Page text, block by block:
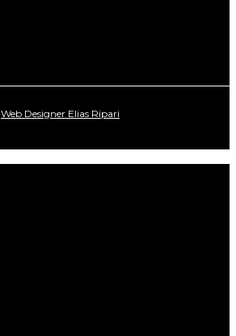
Web Designer Elias Ripari